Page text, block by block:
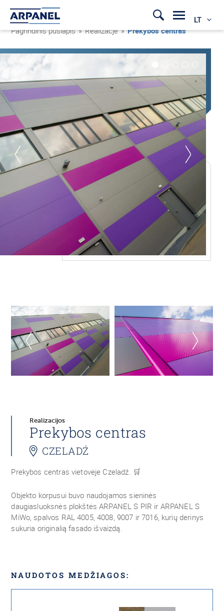
LT
Pagrindinis puslapis » Realizacje »Prekybos centras
Realizacijos
Prekybos centras
CZELADŹ
Prekybos centras vietovėje Czeladź. 🛒
Objekto korpusui buvo naudojamos sieninės
daugiasluoksnės plokštės ARPANEL S PIR ir ARPANEL S
MiWo, spalvos RAL 4005, 4008, 9007 ir 7016, kurių derinys
sukuria originalią fasado išvaizdą.
NAUDOTOS MEDŽIAGOS: